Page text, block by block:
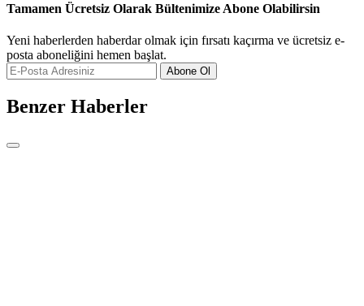
Tamamen Ücretsiz Olarak Bültenimize Abone Olabilirsin
Yeni haberlerden haberdar olmak için fırsatı kaçırma ve ücretsiz e-
posta aboneliğini hemen başlat.
Abone Ol
Benzer Haberler